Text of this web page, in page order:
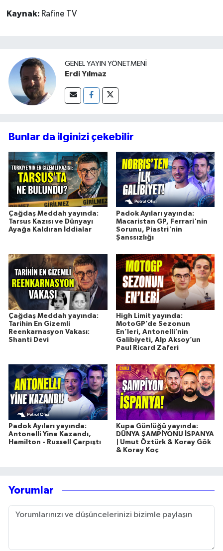
Kaynak: Rafine TV
GENEL YAYIN YÖNETMENI
Erdi Yılmaz
Bunlar da ilginizi çekebilir
Çağdaş Meddah yayında:
Tarsus Kazısı ve Dünyayı
Ayağa Kaldıran İddialar
Padok Ayıları yayında:
Macaristan GP, Ferrari'nin
Sorunu, Piastri'nin
Şanssızlığı
Çağdaş Meddah yayında:
Tarihin En Gizemli
Reenkarnasyon Vakası:
Shanti Devi
High Limit yayında:
MotoGP’de Sezonun
En’leri, Antonelli’nin
Galibiyeti, Alp Aksoy’un
Paul Ricard Zaferi
Padok Ayıları yayında:
Antonelli Yine Kazandı,
Hamilton - Russell Çarpıştı
Kupa Günlüğü yayında:
DÜNYA ŞAMPİYONU İSPANYA
| Umut Öztürk & Koray Gök
& Koray Koç
Yorumlar